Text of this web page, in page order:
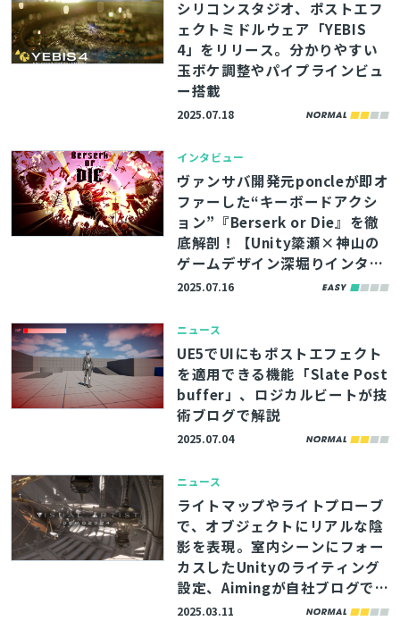
シリコンスタジオ、ポストエフ
ェクトミドルウェア「YEBIS
4」をリリース。分かりやすい
玉ボケ調整やパイプラインビュ
ー搭載
2025.07.18
インタビュー
ヴァンサバ開発元poncleが即オ
ファーした“キーボードアクシ
ョン”『Berserk or Die』を徹
底解剖！【Unity簗瀬×神山の
ゲームデザイン深堀りインタビ
ュー】
2025.07.16
ニュース
UE5でUIにもポストエフェクト
を適用できる機能「Slate Post
buffer」、ロジカルビートが技
術ブログで解説
2025.07.04
ニュース
ライトマップやライトプローブ
で、オブジェクトにリアルな陰
影を表現。室内シーンにフォー
カスしたUnityのライティング
設定、Aimingが自社ブログで
解説
2025.03.11